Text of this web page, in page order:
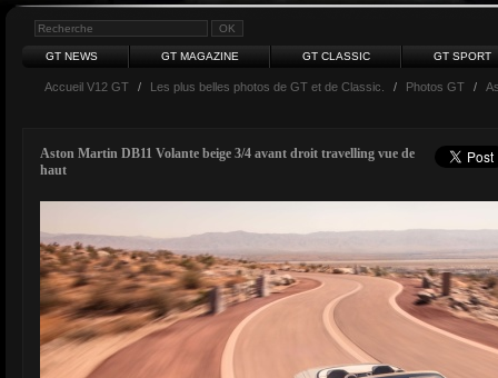
GT NEWS GT MAGAZINE GT CLASSIC GT SPORT
Accueil V12 GT / Les plus belles photos de GT et de Classic. / Photos GT /
Aston Martin DB11 Volante beige 3/4 avant droit travelling vue de
haut